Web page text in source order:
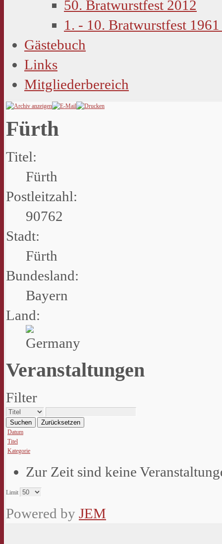
50. Bratwurstfest 2012
1. - 10. Bratwurstfest
Gästebuch
Links
Mitgliederbereich
Fürth
Titel:
Fürth
Postleitzahl:
90762
Stadt:
Fürth
Bundesland:
Bayern
Land:
Veranstaltungen
Filter
Suchen Zurücksetzen
Datum
Titel
Kategorie
Zur Zeit sind keine
Limit
Powered by JEM